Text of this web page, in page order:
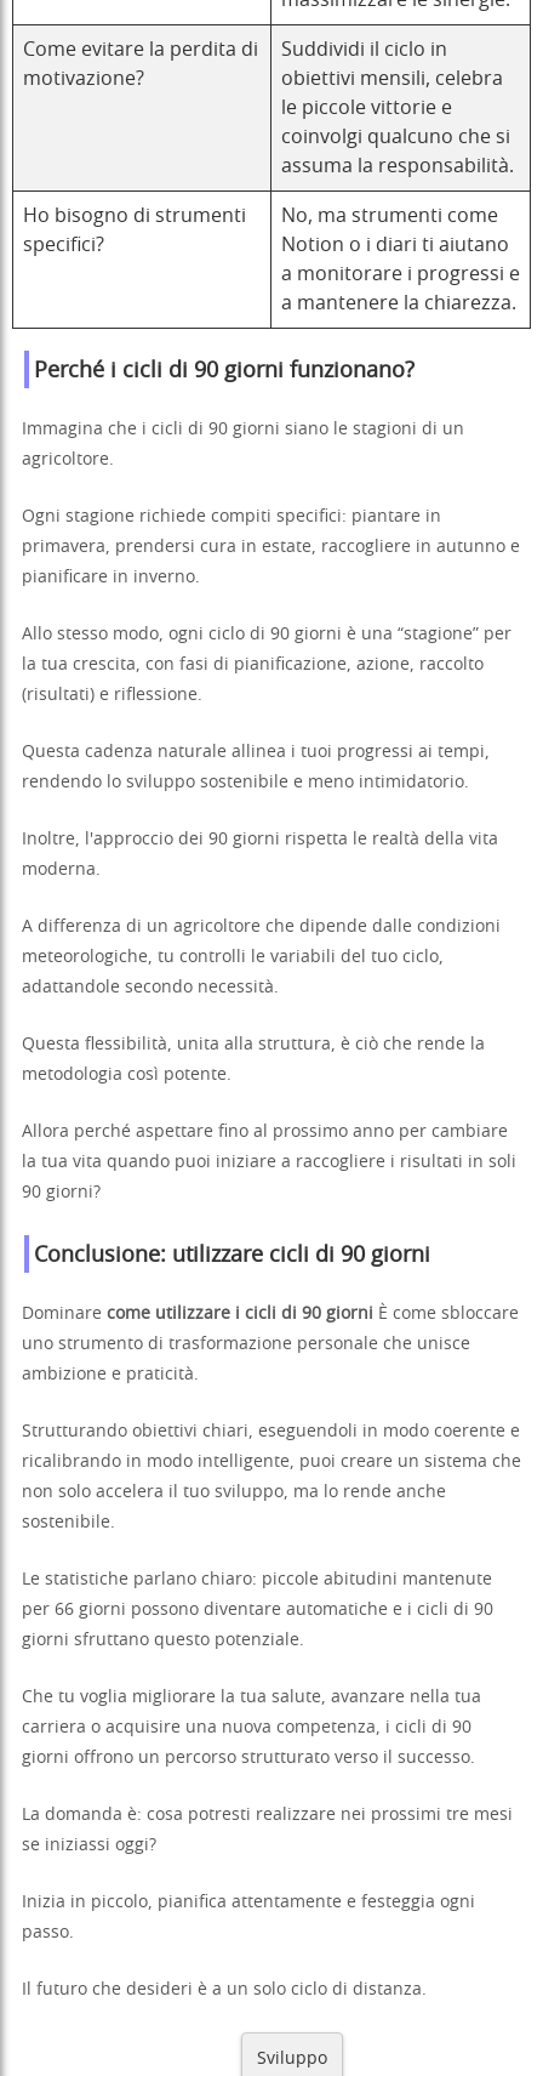
Come evitare la perdita di
motivazione?
Suddividi il ciclo in
obiettivi mensili, celebra
le piccole vittorie e
coinvolgi qualcuno che si
assuma la responsabilità.
Ho bisogno di strumenti
specifici?
No, ma strumenti come
Notion o i diari ti aiutano
a monitorare i progressi e
a mantenere la chiarezza.
Perché i cicli di 90 giorni funzionano?
Immagina che i cicli di 90 giorni siano le stagioni di un
agricoltore.
Ogni stagione richiede compiti specifici: piantare in
primavera, prendersi cura in estate, raccogliere in autunno e
pianificare in inverno.
Allo stesso modo, ogni ciclo di 90 giorni è una “stagione” per
la tua crescita, con fasi di pianificazione, azione, raccolto
(risultati) e riflessione.
Questa cadenza naturale allinea i tuoi progressi ai tempi,
rendendo lo sviluppo sostenibile e meno intimidatorio.
Inoltre, l'approccio dei 90 giorni rispetta le realtà della vita
moderna.
A differenza di un agricoltore che dipende dalle condizioni
meteorologiche, tu controlli le variabili del tuo ciclo,
adattandole secondo necessità.
Questa flessibilità, unita alla struttura, è ciò che rende la
metodologia così potente.
Allora perché aspettare fino al prossimo anno per cambiare
la tua vita quando puoi iniziare a raccogliere i risultati in soli
90 giorni?
Conclusione: utilizzare cicli di 90 giorni
Dominare come utilizzare i cicli di 90 giorni È come sbloccare
uno strumento di trasformazione personale che unisce
ambizione e praticità.
Strutturando obiettivi chiari, eseguendoli in modo coerente e
ricalibrando in modo intelligente, puoi creare un sistema che
non solo accelera il tuo sviluppo, ma lo rende anche
sostenibile.
Le statistiche parlano chiaro: piccole abitudini mantenute
per 66 giorni possono diventare automatiche e i cicli di 90
giorni sfruttano questo potenziale.
Che tu voglia migliorare la tua salute, avanzare nella tua
carriera o acquisire una nuova competenza, i cicli di 90
giorni offrono un percorso strutturato verso il successo.
La domanda è: cosa potresti realizzare nei prossimi tre mesi
se iniziassi oggi?
Inizia in piccolo, pianifica attentamente e festeggia ogni
passo.
Il futuro che desideri è a un solo ciclo di distanza.
Sviluppo